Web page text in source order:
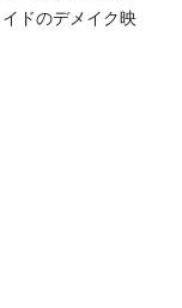
ドのデメイク映